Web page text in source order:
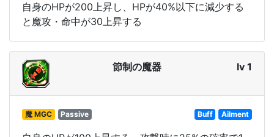
自身のHPが200上昇し、HPが40%以下に減少する
と魔攻・命中が30上昇する
節制の魔器 lv 1
魔 MGC Passive Buff Ailment